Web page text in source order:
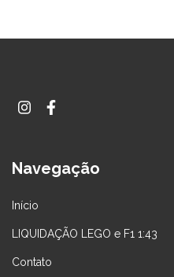
Navegação
Início
LIQUIDAÇÃO LEGO e F1 1:43
Contato